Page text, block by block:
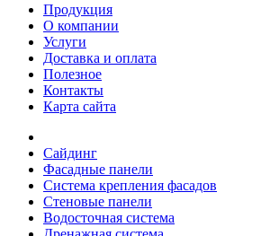
Продукция
О компании
Услуги
Доставка и оплата
Полезное
Контакты
Карта сайта
Сайдинг
Фасадные панели
Система крепления фасадов
Стеновые панели
Водосточная система